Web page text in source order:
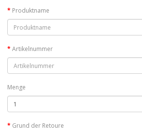
Produktname
Artikelnummer
Menge
Grund der Retoure